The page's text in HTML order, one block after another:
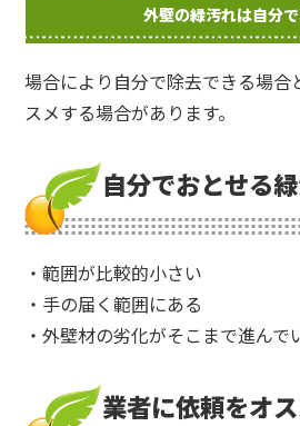
外壁の緑汚れは自分
場合により自分で除去できる場合
スメする場合があります。
自分でおとせる
・範囲が比較的小さい
・手の届く範囲にある
・外壁材の劣化がそこまで進んで
業者に依頼をオ